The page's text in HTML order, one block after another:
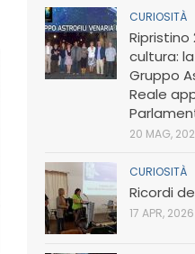
CURIOSITÀ
Ripristino
cultura:
Gruppo
Reale
20 MAG,
CURIOSITÀ
Ricordi
17 APR, 2026